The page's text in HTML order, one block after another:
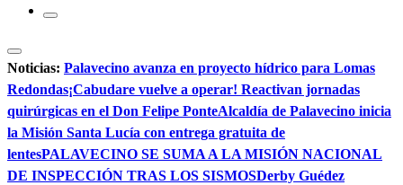
Noticias: Palavecino avanza en proyecto hídrico para Lomas
Redondas¡Cabudare vuelve a operar! Reactivan jornadas
quirúrgicas en el Don Felipe PonteAlcaldía de Palavecino inicia
la Misión Santa Lucía con entrega gratuita de
lentesPALAVECINO SE SUMA A LA MISIÓN NACIONAL
DE INSPECCIÓN TRAS LOS SISMOSDerby Guédez